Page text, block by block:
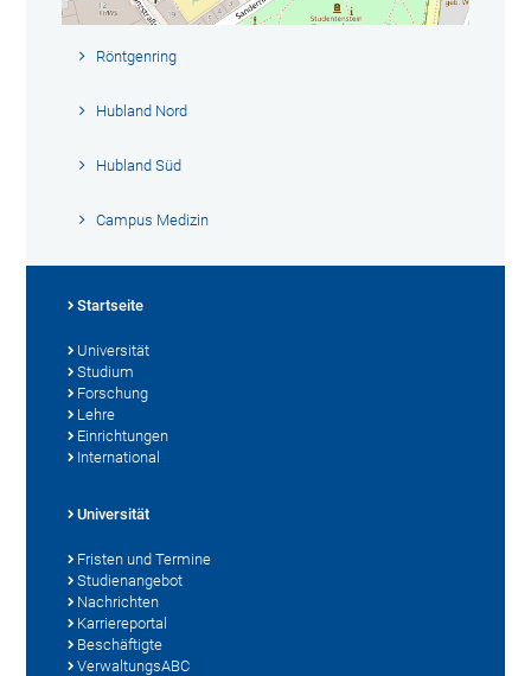
Röntgenring
Hubland Nord
Hubland Süd
Campus Medizin
Startseite
Universität
Studium
Forschung
Lehre
Einrichtungen
International
Universität
Fristen und Termine
Studienangebot
Nachrichten
Karriereportal
Beschäftigte
VerwaltungsABC